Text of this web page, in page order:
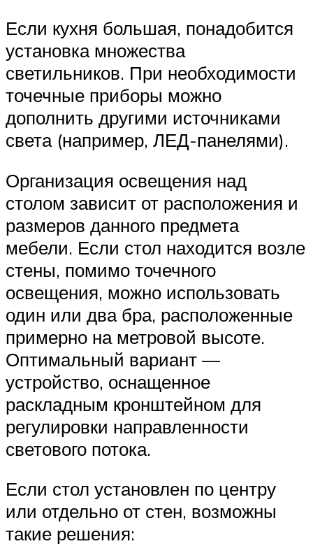
Если кухня большая, понадобится
установка множества
светильников. При необходимости
точечные приборы можно
дополнить другими источниками
света (например, ЛЕД-панелями).
Организация освещения над
столом зависит от расположения и
размеров данного предмета
мебели. Если стол находится возле
стены, помимо точечного
освещения, можно использовать
один или два бра, расположенные
примерно на метровой высоте.
Оптимальный вариант —
устройство, оснащенное
раскладным кронштейном для
регулировки направленности
светового потока.
Если стол установлен по центру
или отдельно от стен, возможны
такие решения: